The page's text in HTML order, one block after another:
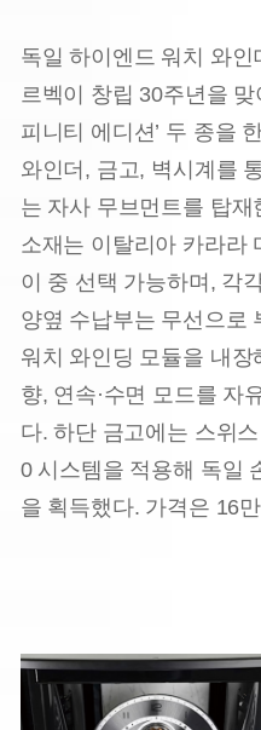
독일 하이엔드 워치 와인
르벡이 창립 30주년을
피니티 에디션’ 두 종을
와인더, 금고, 벽시계를
는 자사 무브먼트를 탑
소재는 이탈리아 카라라
이 중 선택 가능하며, 각
양옆 수납부는 무선으로
워치 와인딩 모듈을 내
향, 연속·수면 모드를 자
다. 하단 금고에는 스위
0 시스템을 적용해 독일
을 획득했다. 가격은 16